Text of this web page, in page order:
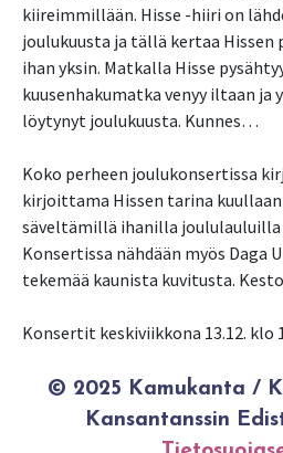
kiireimmillään. Hisse -hiiri on
joulukuusta ja tällä kertaa
ihan yksin. Matkalla Hisse
kuusenhakumatka venyy iltaan ja
löytynyt joulukuusta. Kunnes…
Koko perheen joulukonsertissa
kirjoittama Hissen tarina
säveltämillä ihanilla
Konsertissa nähdään myös Daga
tekemää kaunista kuvitusta.
Konsertit keskiviikkona 13.12. klo
© 2025 Kamukanta /
Kansantanssin